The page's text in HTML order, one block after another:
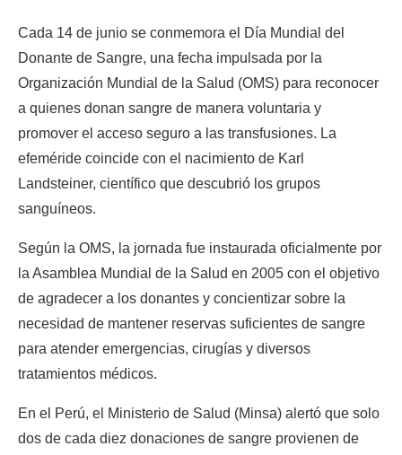
Cada 14 de junio se conmemora el Día Mundial del
Donante de Sangre, una fecha impulsada por la
Organización Mundial de la Salud (OMS) para reconocer
a quienes donan sangre de manera voluntaria y
promover el acceso seguro a las transfusiones. La
efeméride coincide con el nacimiento de Karl
Landsteiner, científico que descubrió los grupos
sanguíneos.
Según la OMS, la jornada fue instaurada oficialmente por
la Asamblea Mundial de la Salud en 2005 con el objetivo
de agradecer a los donantes y concientizar sobre la
necesidad de mantener reservas suficientes de sangre
para atender emergencias, cirugías y diversos
tratamientos médicos.
En el Perú, el Ministerio de Salud (Minsa) alertó que solo
dos de cada diez donaciones de sangre provienen de